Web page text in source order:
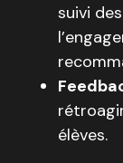
suivi
élèves.